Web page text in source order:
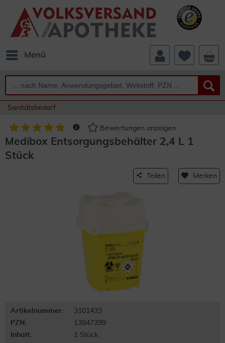
Menü
Sanitätsbedarf
Bewertungen anzeigen
Medibox Entsorgungsbehälter 2,4 L 1
Stück
Teilen Merken
Artikelnummer:
3101433
PZN:
13847399
Inhalt:
1 Stück